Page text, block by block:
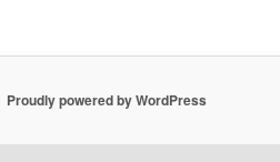
Proudly powered by WordPress